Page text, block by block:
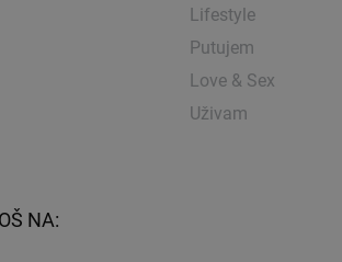
Lifestyle
Putujem
Love & Sex
Uživam
NA: